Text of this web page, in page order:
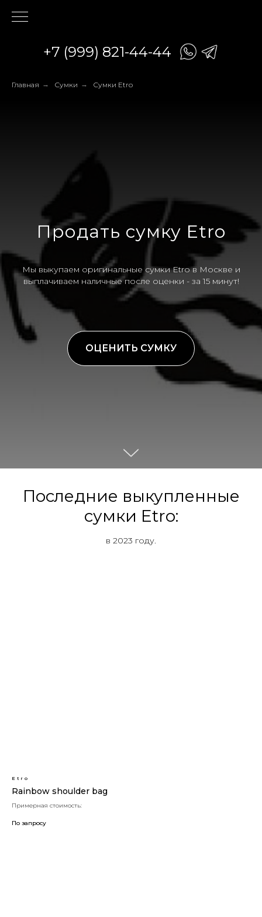
+7 (999) 821-44-44
Главная → Сумки → Сумки Etro
Продать сумку Etro
Мы выкупаем оригинальные сумки Etro в Москве и
выплачиваем наличные после оценки - за 15 минут!
ОЦЕНИТЬ СУМКУ
Последние выкупленные
сумки Etro:
в 2023 году.
Etro
Rainbow shoulder bag
Примерная стоимость:
По запросу